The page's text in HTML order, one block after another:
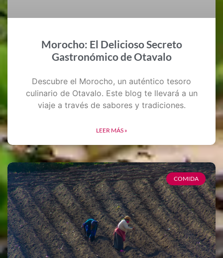
Morocho: El Delicioso Secreto
Gastronómico de Otavalo
Descubre el Morocho, un auténtico tesoro
culinario de Otavalo. Este blog te llevará a un
viaje a través de sabores y tradiciones.
LEER MÁS »
COMIDA